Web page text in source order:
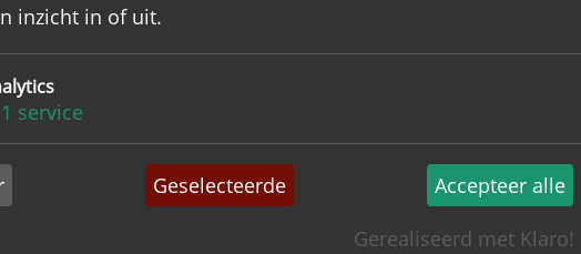
bestuursvergaderingen; correspondentie; uitnodigingen;
financiële stukken; documentatie betreffende de
betreffende bijeenkomsten; verslagen van
Club en de Adelbert-vereniging Utrecht
vereist ?
Nee
inzicht in of uit.
1 service
Geselecteerde Accepteer alle
Gerealiseerd met Klaro!